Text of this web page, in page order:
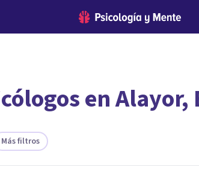
el psicólogo
en Alayor,
Más filtros